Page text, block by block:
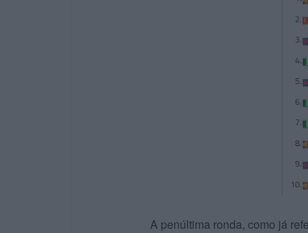
A penúltima ronda, como já